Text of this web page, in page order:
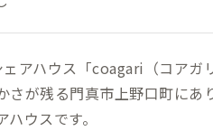
アハウス「coagari（コアガ
さが残る門真市上野口町にあ
ウスです。